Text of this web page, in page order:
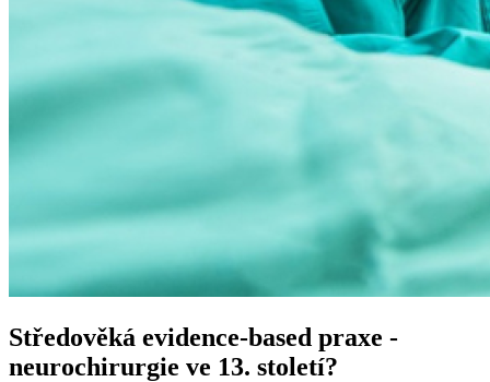
Středověká evidence-based praxe -
neurochirurgie ve 13. století?